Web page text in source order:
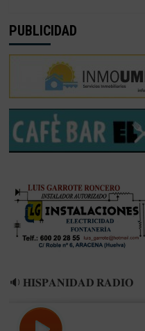
EL
FIRMA
A
TRES
NUEVOS
JUGADORES
PUBLICIDAD
🔉 𝐇𝐈𝐒𝐏𝐀𝐍𝐈𝐃𝐀𝐃 𝐑𝐀𝐃𝐈𝐎